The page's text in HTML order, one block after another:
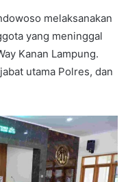
melaksanakan
yang meninggal
Kanan Lampung.
utama Polres, dan